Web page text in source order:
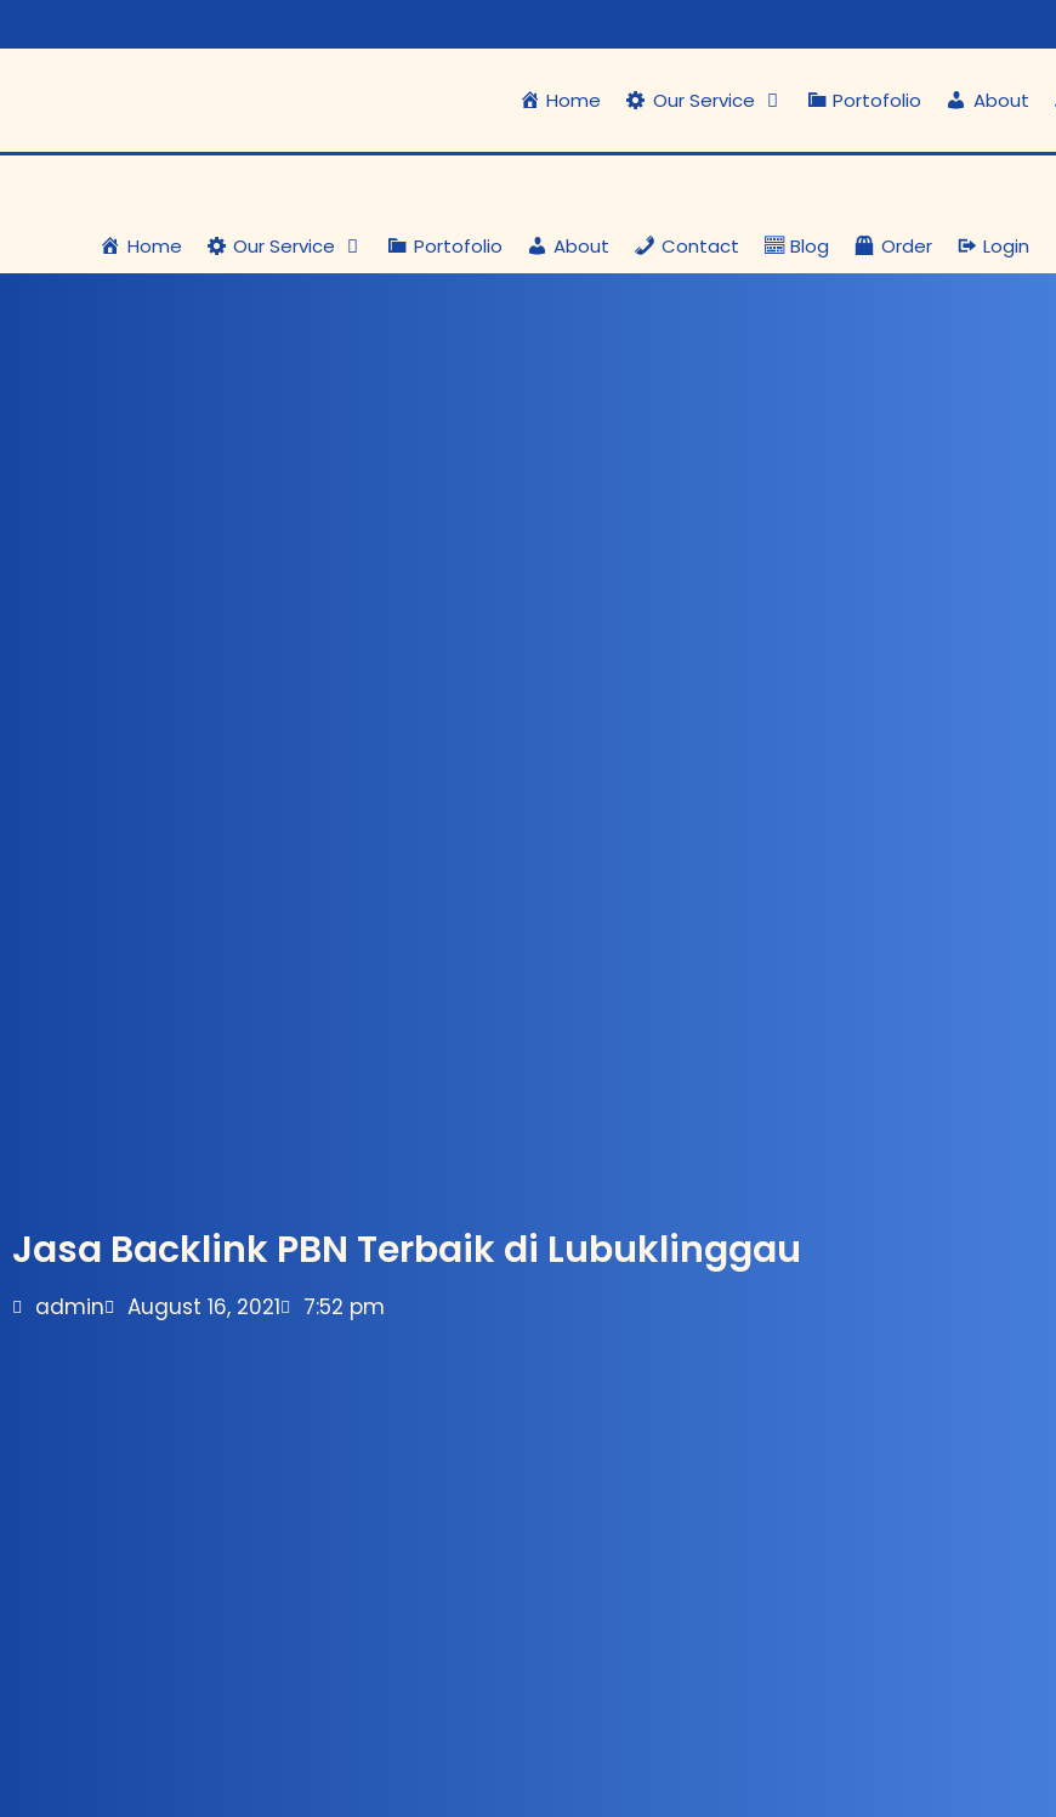
Home Our Service Portofolio About
Home Our Service Portofolio About Contact Blog Order Login
Jasa Backlink PBN Terbaik di Lubuklinggau
admin August 16, 2021 7:52 pm